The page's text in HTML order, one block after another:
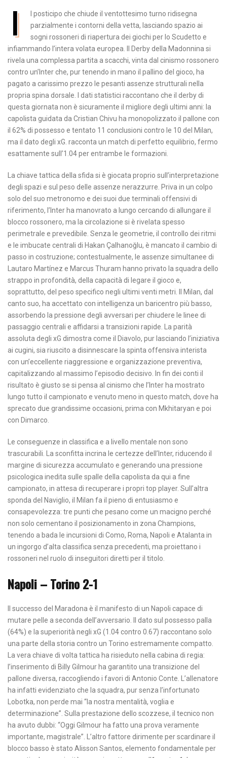
I
l posticipo che chiude il ventottesimo turno ridisegna
parzialmente i contorni della vetta, lasciando spazio ai
sogni rossoneri di riapertura dei giochi per lo Scudetto e
infiammando l’intera volata europea. Il Derby della Madonnina si
rivela una complessa partita a scacchi, vinta dal cinismo rossonero
contro un’Inter che, pur tenendo in mano il pallino del gioco, ha
pagato a carissimo prezzo le pesanti assenze strutturali nella
propria spina dorsale. I dati statistici raccontano che il derby di
questa giornata non è sicuramente il migliore degli ultimi anni: la
capolista guidata da Cristian Chivu ha monopolizzato il pallone con
il 62% di possesso e tentato 11 conclusioni contro le 10 del Milan,
ma il dato degli xG. racconta un match di perfetto equilibrio, fermo
esattamente sull’1.04 per entrambe le formazioni.
La chiave tattica della sfida si è giocata proprio sull’interpretazione
degli spazi e sul peso delle assenze nerazzurre. Priva in un colpo
solo del suo metronomo e dei suoi due terminali offensivi di
riferimento, l’Inter ha manovrato a lungo cercando di allungare il
blocco rossonero, ma la circolazione si è rivelata spesso
perimetrale e prevedibile. Senza le geometrie, il controllo dei ritmi
e le imbucate centrali di Hakan Çalhanoğlu, è mancato il cambio di
passo in costruzione; contestualmente, le assenze simultanee di
Lautaro Martínez e Marcus Thuram hanno privato la squadra dello
strappo in profondità, della capacità di legare il gioco e,
soprattutto, del peso specifico negli ultimi venti metri. Il Milan, dal
canto suo, ha accettato con intelligenza un baricentro più basso,
assorbendo la pressione degli avversari per chiudere le linee di
passaggio centrali e affidarsi a transizioni rapide. La parità
assoluta degli xG dimostra come il Diavolo, pur lasciando l’iniziativa
ai cugini, sia riuscito a disinnescare la spinta offensiva interista
con un’eccellente riaggressione e organizzazione preventiva,
capitalizzando al massimo l’episodio decisivo. In fin dei conti il
risultato è giusto se si pensa al cinismo che l’Inter ha mostrato
lungo tutto il campionato e venuto meno in questo match, dove ha
sprecato due grandissime occasioni, prima con Mkhitaryan e poi
con Dimarco.
Le conseguenze in classifica e a livello mentale non sono
trascurabili. La sconfitta incrina le certezze dell’Inter, riducendo il
margine di sicurezza accumulato e generando una pressione
psicologica inedita sulle spalle della capolista da qui a fine
campionato, in attesa di recuperare i propri top player. Sull’altra
sponda del Naviglio, il Milan fa il pieno di entusiasmo e
consapevolezza: tre punti che pesano come un macigno perché
non solo cementano il posizionamento in zona Champions,
tenendo a bada le incursioni di Como, Roma, Napoli e Atalanta in
un ingorgo d’alta classifica senza precedenti, ma proiettano i
rossoneri nel ruolo di inseguitori diretti per il titolo.
Napoli – Torino 2-1
Il successo del Maradona è il manifesto di un Napoli capace di
mutare pelle a seconda dell’avversario. Il dato sul possesso palla
(64%) e la superiorità negli xG (1.04 contro 0.67) raccontano solo
una parte della storia contro un Torino estremamente compatto.
La vera chiave di volta tattica ha risieduto nella cabina di regia:
l’inserimento di Billy Gilmour ha garantito una transizione del
pallone diversa, raccogliendo i favori di Antonio Conte. L’allenatore
ha infatti evidenziato che la squadra, pur senza l’infortunato
Lobotka, non perde mai “la nostra mentalità, voglia e
determinazione”. Sulla prestazione dello scozzese, il tecnico non
ha avuto dubbi: “Oggi Gilmour ha fatto una prova veramente
importante, magistrale”. L’altro fattore dirimente per scardinare il
blocco basso è stato Alisson Santos, elemento fondamentale per